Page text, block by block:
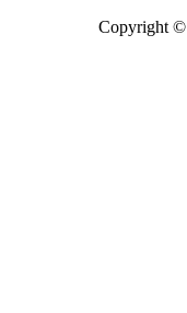
Copyright ©